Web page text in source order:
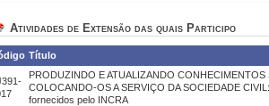
Atividades de Extensão das quais Participo
Título
PRODUZINDO E ATUALIZANDO CONHECIMENTOS
COLOCANDO-OS A SERVIÇO DA SOCIEDADE
fornecidos pelo INCRA